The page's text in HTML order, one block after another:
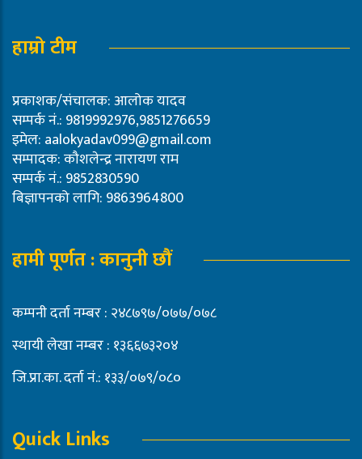
हाम्रो टीम
प्रकाशक/संचालक: आलोक यादव
सम्पर्क नं.: 9819992976,9851276659
इमेल: aalokyadav099@gmail.com
सम्पादक: कौशलेन्द्र नारायण राम
सम्पर्क नं.: 9852830590
बिज्ञापनको लागि: 9863964800
हामी पूर्णत : कानुनी छौं
कम्पनी दर्ता नम्बर : २४८७९७/०७७/०७८
स्थायी लेखा नम्बर : १३६६७३२०४
जि.प्रा.का. दर्ता नं.: १३३/०७९/०८०
Quick Links